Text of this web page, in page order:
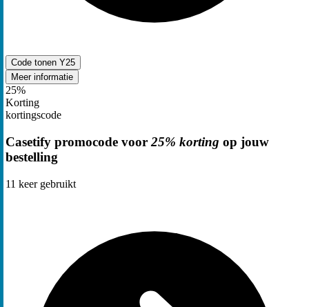
Code tonen Y25
Meer informatie
25%
Korting
kortingscode
Casetify promocode voor 25% korting op jouw
bestelling
11 keer gebruikt